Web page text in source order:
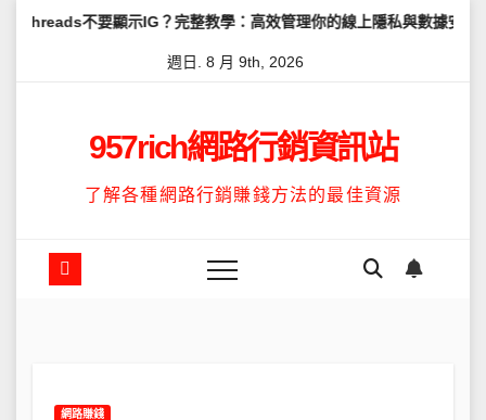
Skip示IG？完整教學：高效管理你的線上隱私與數據安全 怎麼讓
週日. 8 月 9th, 2026
957rich網路行銷資訊站
了解各種網路行銷賺錢方法的最佳資源
網路賺錢